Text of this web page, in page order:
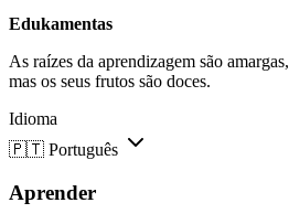
Edukamentas
As raízes da aprendizagem são amargas,
mas os seus frutos são doces.
Idioma
🇵🇹 Português
Aprender